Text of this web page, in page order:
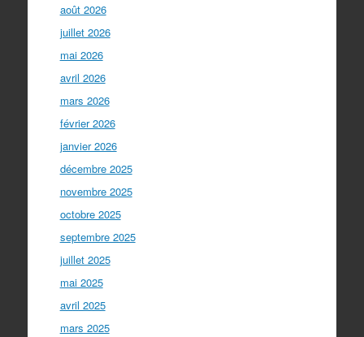
août 2026
juillet 2026
mai 2026
avril 2026
mars 2026
février 2026
janvier 2026
décembre 2025
novembre 2025
octobre 2025
septembre 2025
juillet 2025
mai 2025
avril 2025
mars 2025